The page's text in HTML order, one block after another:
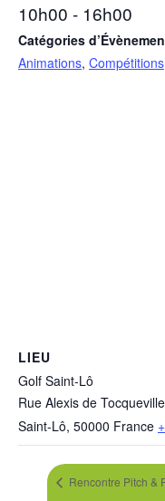
10h00 - 16h00
Catégories
Animations, Compétitions
LIEU
Golf Saint-Lô
Rue Alexis de Tocqueville
Saint-Lô, 50000 France
Rencontre Pitch &